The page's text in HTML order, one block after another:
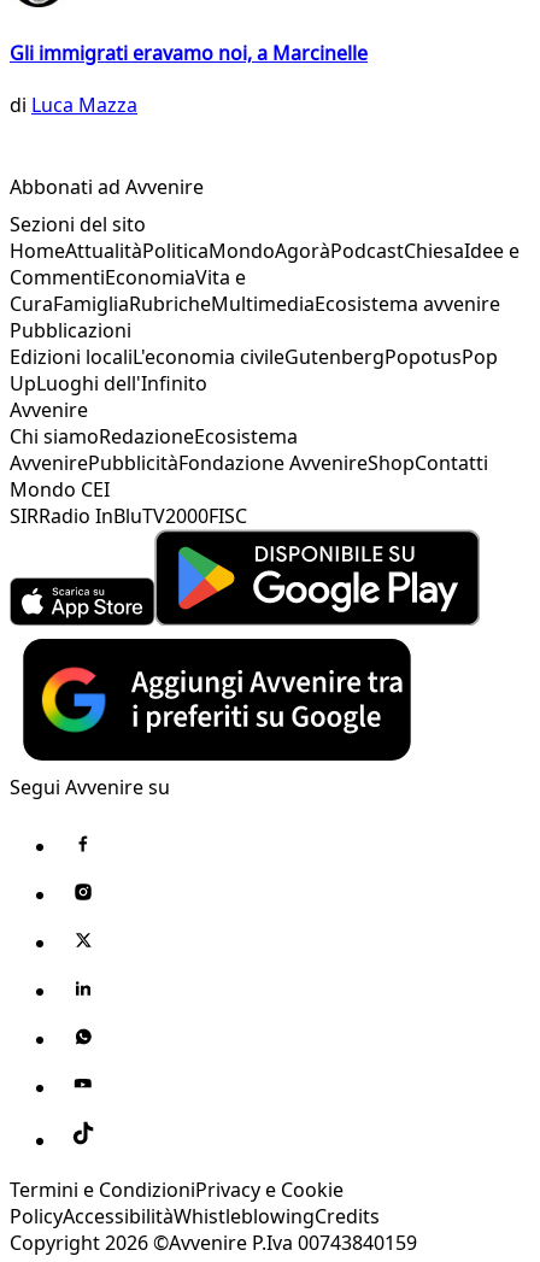
Gli immigrati eravamo noi, a Marcinelle
di Luca Mazza
Abbonati ad Avvenire
Sezioni del sito
HomeAttualitàPoliticaMondoAgoràPodcastChiesaIdee e
CommentiEconomiaVita e
CuraFamigliaRubricheMultimediaEcosistema avvenire
Pubblicazioni
Edizioni localiL'economia civileGutenbergPopotusPop
UpLuoghi dell'Infinito
Avvenire
Chi siamoRedazioneEcosistema
AvvenirePubblicitàFondazione AvvenireShopContatti
Mondo CEI
SIRRadio InBluTV2000FISC
Segui Avvenire su
Termini e CondizioniPrivacy e Cookie
PolicyAccessibilitàWhistleblowingCredits
Copyright 2026 ©Avvenire P.Iva 00743840159